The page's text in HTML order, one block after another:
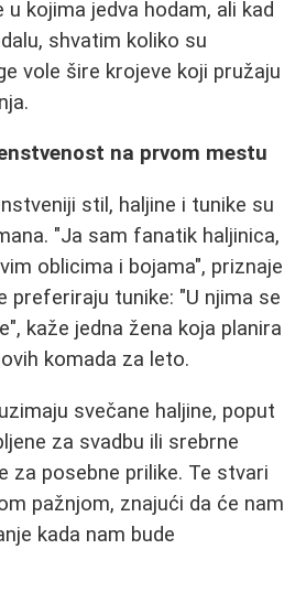
kojima jedva hodam, ali kad
shvatim koliko su
vole šire krojeve koji pružaju
na prvom mestu
stil, haljine i tunike su
"Ja sam fanatik haljinica,
oblicima i bojama", priznaje
preferiraju tunike: "U njima se
kaže jedna žena koja planira
komada za leto.
svečane haljine, poput
za svadbu ili srebrne
za posebne prilike. Te stvari
pažnjom, znajući da će nam
kada nam bude